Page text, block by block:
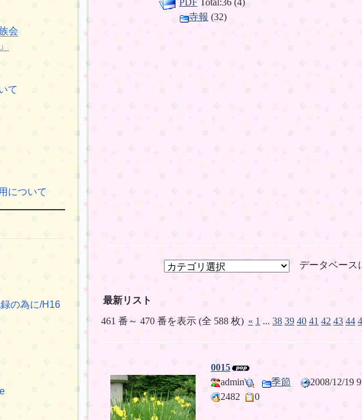
PDF Total:36 (4)
寺報 (32)
データベース
最新リスト
461 番～ 470 番を表示 (全 588 枚) « 1 ...38 39 40 41 42 43 44
0015
admin
季節
2008/12/19
2482
0
会
て
について
の為に​/H16